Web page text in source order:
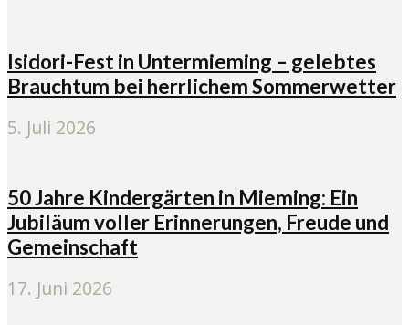
Isidori-Fest in Untermieming – gelebtes
Brauchtum bei herrlichem Sommerwetter
5. Juli 2026
50 Jahre Kindergärten in Mieming: Ein
Jubiläum voller Erinnerungen, Freude und
Gemeinschaft
17. Juni 2026